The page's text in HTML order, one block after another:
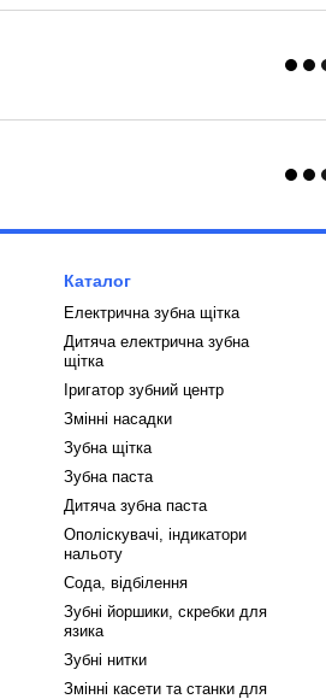
Каталог
Електрична зубна щітка
Дитяча електрична зубна
щітка
Іригатор зубний центр
Змінні насадки
Зубна щітка
Зубна паста
Дитяча зубна паста
Ополіскувачі, індикатори
нальоту
Сода, відбілення
Зубні йоршики, скребки для
язика
Зубні нитки
Змінні касети та станки для